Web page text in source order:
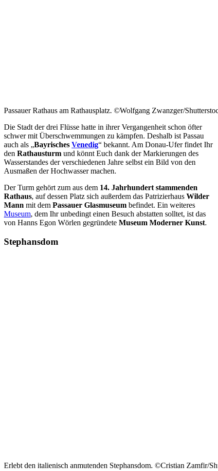
Passauer Rathaus am Rathausplatz. ©Wolfgang Zwanzger/
Die Stadt der drei Flüsse hatte in ihrer Vergangenheit schon öfter
schwer mit Überschwemmungen zu kämpfen. Deshalb ist Passau
auch als „Bayrisches Venedig“ bekannt. Am Donau-Ufer findet Ihr
den Rathausturm und könnt Euch dank der Markierungen des
Wasserstandes der verschiedenen Jahre selbst ein Bild von den
Ausmaßen der Hochwasser machen.
Der Turm gehört zum aus dem 14. Jahrhundert stammenden
Rathaus, auf dessen Platz sich außerdem das Patrizierhaus Wilder
Mann mit dem Passauer Glasmuseum befindet. Ein weiteres
Museum, dem Ihr unbedingt einen Besuch abstatten solltet, ist das
von Hanns Egon Wörlen gegründete Museum Moderner Kunst.
Stephansdom
Erlebt den italienisch anmutenden Stephansdom. ©Cristian Zamfir/